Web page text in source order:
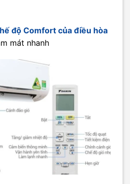
độ Comfort của điều hòa
mát nhanh